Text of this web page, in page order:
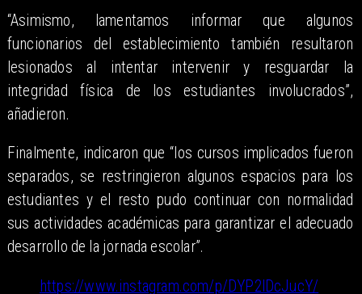
“Asimismo, lamentamos informar que algunos
funcionarios del establecimiento también resultaron
lesionados al intentar intervenir y resguardar la
integridad física de los estudiantes involucrados”,
añadieron.
Finalmente, indicaron que “los cursos implicados fueron
separados, se restringieron algunos espacios para los
estudiantes y el resto pudo continuar con normalidad
sus actividades académicas para garantizar el adecuado
desarrollo de la jornada escolar”.
https://www.instagram.com/p/DYP2lDcJucY/